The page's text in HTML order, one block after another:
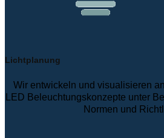
Lichtplanung
Wir entwickeln und visualisieren
LED Beleuchtungskonzepte unter
Normen und